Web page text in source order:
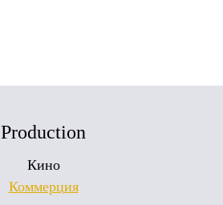
Production
Кино
Коммерция